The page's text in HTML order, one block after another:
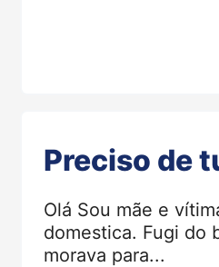
Preciso de
Olá Sou mãe e
domestica. Fugi do
morava para...